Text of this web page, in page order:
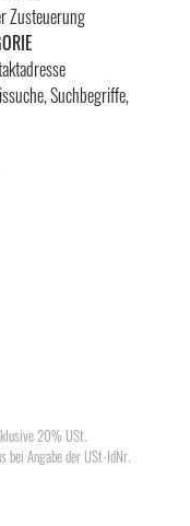
Zusteuerung
Suchbegriffe,
20% USt.
bei Angabe der USt-IdNr.